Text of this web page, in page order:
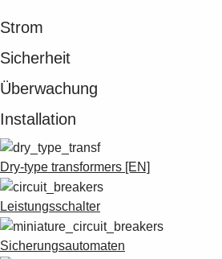
Suggestions
Products
See more products
Shopping list preview
Strom
Sicherheit
Überwachung
Installation
Dry-type transformers [EN]
Leistungsschalter
Sicherungsautomaten